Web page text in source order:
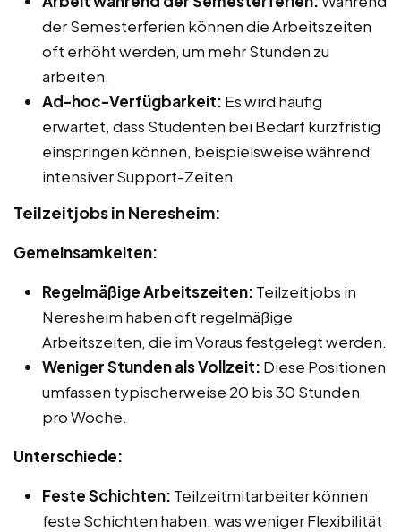
der Semesterferien können die Arbeitszeiten
oft erhöht werden, um mehr Stunden zu
arbeiten.
Ad-hoc-Verfügbarkeit: Es wird häufig
erwartet, dass Studenten bei Bedarf kurzfristig
einspringen können, beispielsweise während
intensiver Support-Zeiten.
Teilzeitjobs in Neresheim:
Gemeinsamkeiten:
Regelmäßige Arbeitszeiten: Teilzeitjobs in
Neresheim haben oft regelmäßige
Arbeitszeiten, die im Voraus festgelegt werden.
Weniger Stunden als Vollzeit: Diese Positionen
umfassen typischerweise 20 bis 30 Stunden
pro Woche.
Unterschiede:
Feste Schichten: Teilzeitmitarbeiter können
feste Schichten haben, was weniger Flexibilität